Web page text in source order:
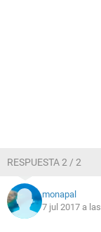
RESPUESTA 2 / 2
monapal
7 jul 2017 a